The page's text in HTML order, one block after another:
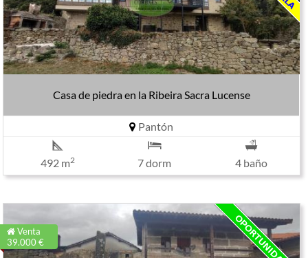
Casa de piedra en la Ribeira Sacra Lucense
Pantón
492 m2 7 dorm 4 baño
Venta
39.000 €